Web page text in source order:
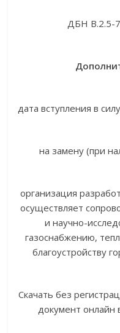
ДБН В.2.5-
дата вступления в
на замену (при
организация
осуществляет
и научно-
газоснабжению,
благоустройству
Скачать без
документ онлайн